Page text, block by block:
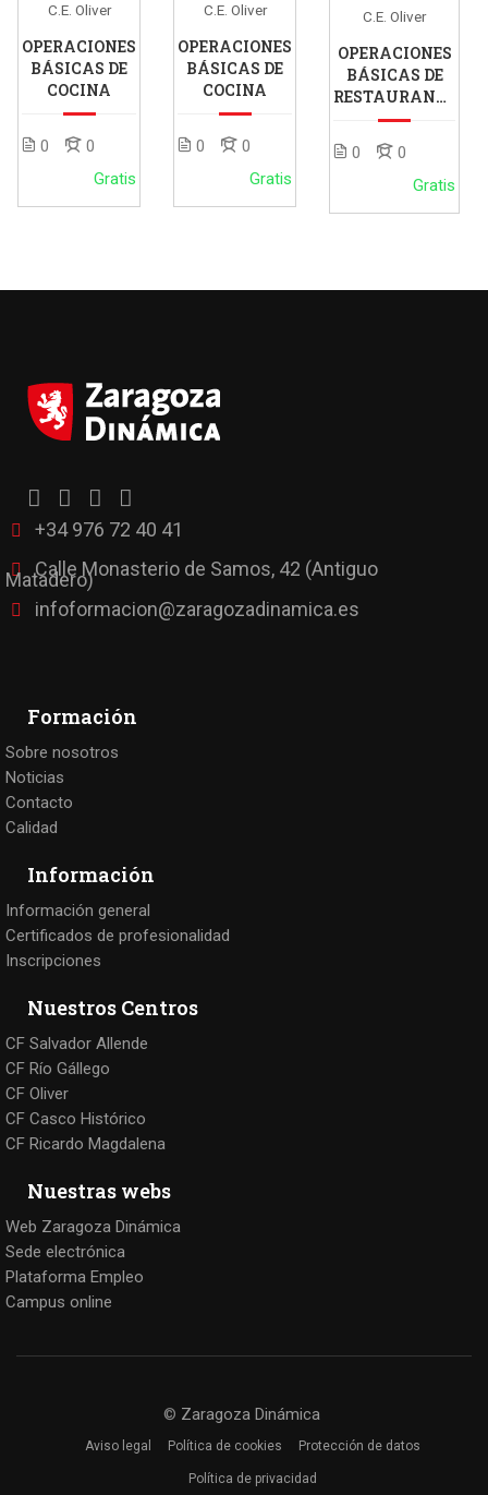
C.E. Oliver
OPERACIONES
BÁSICAS DE
COCINA
0
0
Gratis
C.E. Oliver
OPERACIONES
BÁSICAS DE
COCINA
0
0
Gratis
C.E. Oliver
OPERACIONES
BÁSICAS DE
RESTAURANTE
Y BAR
(HOSTELERÍA
+)
0
0
Gratis
+34 976 72 40 41
Calle Monasterio de Samos, 42 (Antiguo
Matadero)
infoformacion@zaragozadinamica.es
Formación
Sobre nosotros
Noticias
Contacto
Calidad
Información
Información general
Certificados de profesionalidad
Inscripciones
Nuestros Centros
CF Salvador Allende
CF Río Gállego
CF Oliver
CF Casco Histórico
CF Ricardo Magdalena
Nuestras webs
Web Zaragoza Dinámica
Sede electrónica
Plataforma Empleo
Campus online
© Zaragoza Dinámica
Aviso legal Política de cookies Protección de datos
Política de privacidad